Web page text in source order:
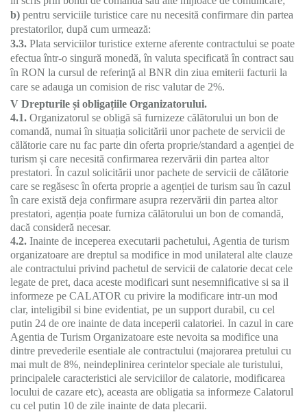
b) pentru serviciile turistice care nu necesită confirmare din partea
prestatorilor, după cum urmează:
3.3. Plata serviciilor turistice externe aferente contractului se poate
efectua într-o singură monedă, în valuta specificată în contract sau
în RON la cursul de referinţă al BNR din ziua emiterii facturii la
care se adauga un comision de risc valutar de 2%.
V Drepturile și obligațiile Organizatorului.
4.1. Organizatorul se obligă să furnizeze călătorului un bon de
comandă, numai în situația solicitării unor pachete de servicii de
călătorie care nu fac parte din oferta proprie/standard a agenției de
turism și care necesită confirmarea rezervării din partea altor
prestatori. În cazul solicitării unor pachete de servicii de călătorie
care se regăsesc în oferta proprie a agenției de turism sau în cazul
în care există deja confirmare asupra rezervării din partea altor
prestatori, agenția poate furniza călătorului un bon de comandă,
dacă consideră necesar.
4.2. Inainte de inceperea executarii pachetului, Agentia de turism
organizatoare are dreptul sa modifice in mod unilateral alte clauze
ale contractului privind pachetul de servicii de calatorie decat cele
legate de pret, daca aceste modificari sunt nesemnificative si sa il
informeze pe CALATOR cu privire la modificare intr-un mod
clar, inteligibil si bine evidentiat, pe un support durabil, cu cel
putin 24 de ore inainte de data inceperii calatoriei. In cazul in care
Agentia de Turism Organizatoare este nevoita sa modifice una
dintre prevederile esentiale ale contractului (majorarea pretului cu
mai mult de 8%, neindeplinirea cerintelor speciale ale turistului,
principalele caracteristici ale serviciilor de calatorie, modificarea
locului de cazare etc), aceasta are obligatia sa informeze Calatorul
cu cel putin 10 de zile inainte de data plecarii.